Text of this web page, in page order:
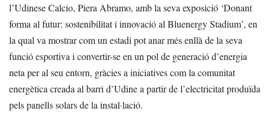
l’Udinese Calcio, Piera Abramo, amb la seva exposició ‘Donant
forma al futur: sostenibilitat i innovació al Bluenergy Stadium’, en
la qual va mostrar com un estadi pot anar més enllà de la seva
funció esportiva i convertir-se en un pol de generació d’energia
neta per al seu entorn, gràcies a iniciatives com la comunitat
energètica creada al barri d’Udine a partir de l’electricitat produïda
pels panells solars de la instal·lació.